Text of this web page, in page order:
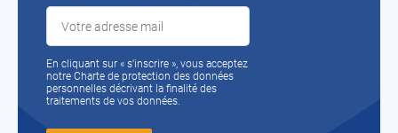
En cliquant sur « s’inscrire », vous acceptez
notre Charte de protection des données
personnelles décrivant la finalité des
traitements de vos données.